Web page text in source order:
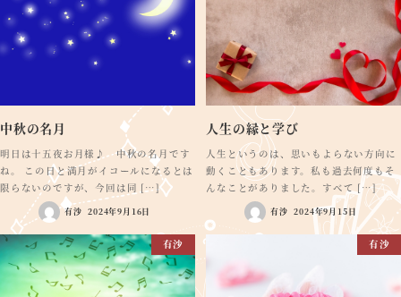
中秋の名月
明日は十五夜お月様♪ 中秋の名月です
ね。 この日と満月がイコールになるとは
限らないのですが、今回は同 […]
有沙 2024年9月16日
人生の縁と学び
人生というのは、思いもよらない方向に
動くこともあります。私も過去何度もそ
んなことがありました。すべて […]
有沙 2024年9月15日
有沙 有沙